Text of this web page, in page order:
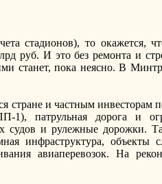
стадионов), то окажется,
руб. И это без ремонта и
станет, пока неясно. В
стране и частным инвесторам
1), патрульная дорога и
судов и рулежные дорожки.
инфраструктура, объекты
авиаперевозок. На